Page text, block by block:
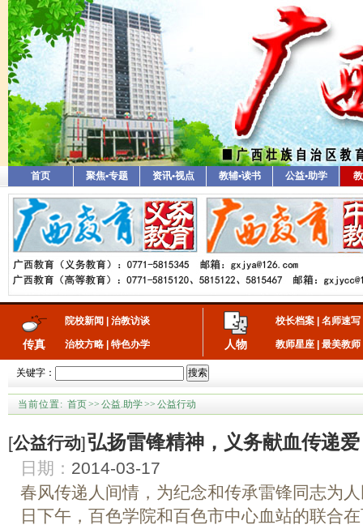
首页 聚焦•专题 资讯•视点 教辅•读书 公益•助学
传真
院校新闻 治教访谈
治校方略 特色办学 人物
校长档案 名师速写
教师星座 最美教师
关键字： 搜索
当前位置: 首页>> 公益.助学>> 公益行动
[公益行动]弘扬雷锋精神，义务献血传递爱
日期： 2014-03-17
春风传递人间情，为纪念和传承雷锋同志为
日下午，百色学院和百色市中心血站的联合